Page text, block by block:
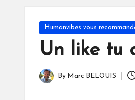
Posted
Humanvibes vous
Un like tu
Posted
By Marc BELOUIS